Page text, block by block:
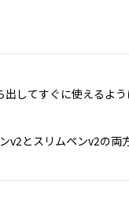
してすぐに使えるよ
v2とスリムペンv2の両